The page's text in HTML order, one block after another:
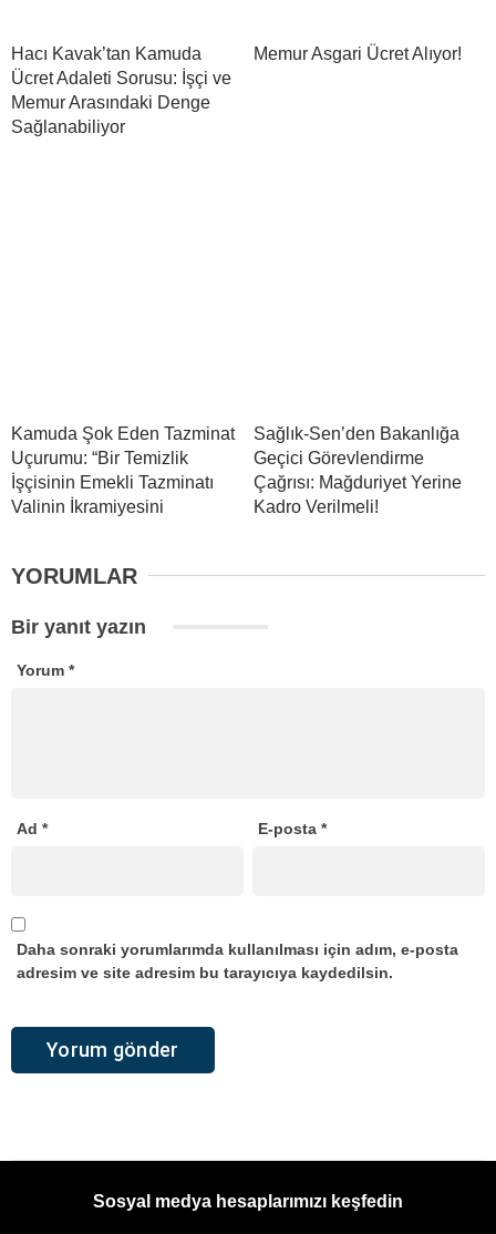
Hacı Kavak’tan Kamuda
Ücret Adaleti Sorusu: İşçi ve
Memur Arasındaki Denge
Sağlanabiliyor
Memur Asgari Ücret Alıyor!
Kamuda Şok Eden Tazminat
Uçurumu: “Bir Temizlik
İşçisinin Emekli Tazminatı
Valinin İkramiyesini
Sağlık-Sen’den Bakanlığa
Geçici Görevlendirme
Çağrısı: Mağduriyet Yerine
Kadro Verilmeli!
YORUMLAR
Bir yanıt yazın
Yorum *
Ad * E-posta*
Daha sonraki yorumlarımda kullanılması için adım, e-posta
adresim ve site adresim bu tarayıcıya kaydedilsin.
Sosyal medya hesaplarımızı keşfedin